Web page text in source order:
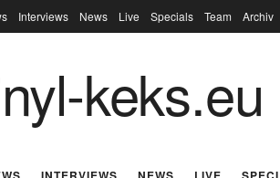
Interviews News Live Specials Team Archiv
keks.eu